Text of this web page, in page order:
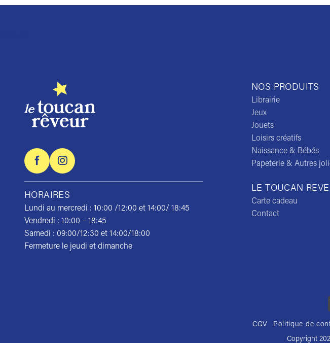
NOS PRODUITS
Librairie
Jeux
Jouets
Loisirs créatifs
Naissance & Bébés
Papeterie & Autres
HORAIRES
Lundi au mercredi : 10:00 /12:00 et 14:00/ 18:45
Vendredi : 10:00 – 18:45
Samedi : 09:00/12:30 et 14:00/18:00
Fermeture le jeudi et dimanche
LE TOUCAN
Carte cadeau
Contact
CGV Politique de
Copyright